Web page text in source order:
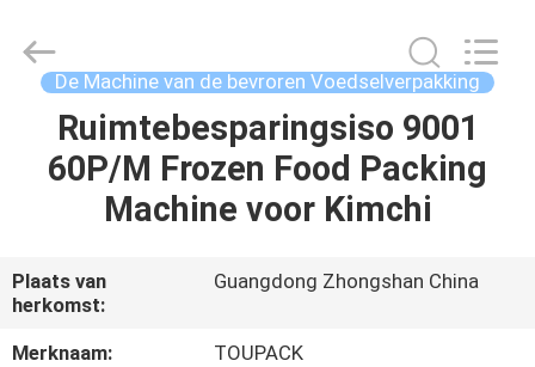
THUIS
PRODUCTEN
OVER
ONS
De Machine van de bevroren Voedselverpakking
Ruimtebesparingsiso 9001
60P/M Frozen Food Packing
Machine voor Kimchi
Plaats van
herkomst:
Guangdong Zhongshan China
Merknaam:
TOUPACK